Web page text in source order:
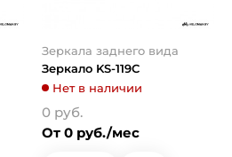
Зеркала заднего вида
Зеркало KS-119C
Нет в наличии
0 руб.
От 0 руб./мес